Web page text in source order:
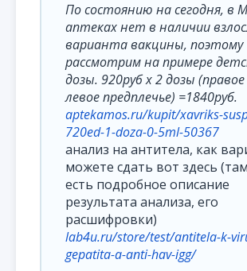
По состоянию на сегодня, в
аптеках нет в наличии
варианта вакцины, поэтому
рассмотрим на примере
дозы. 920руб х 2 дозы
левое предплечье) =1840руб.
aptekamos.ru/kupit/xavriks-
720ed-1-doza-0-5ml-50367
анализ на антитела, как
можете сдать вот здесь
есть подробное описание
результата анализа, его
расшифровки)
lab4u.ru/store/test/antitela-k-
gepatita-a-anti-hav-igg/